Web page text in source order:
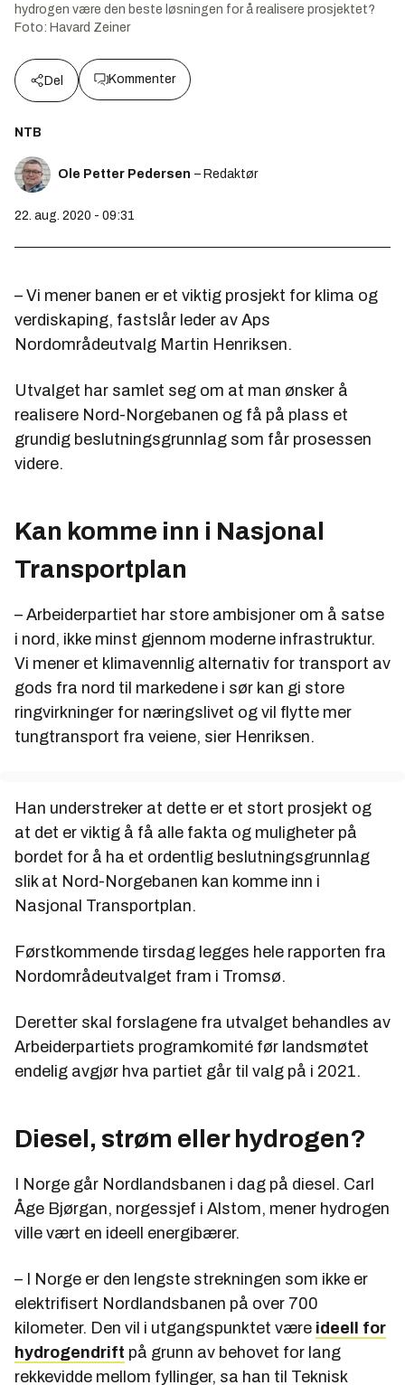
hydrogen være den beste løsningen for å realisere prosjektet?
Foto: Havard Zeiner
Del Kommenter
NTB
Ole Petter Pedersen – Redaktør
22. aug. 2020 - 09:31
– Vi mener banen er et viktig prosjekt for klima og
verdiskaping, fastslår leder av Aps
Nordområdeutvalg Martin Henriksen.
Utvalget har samlet seg om at man ønsker å
realisere Nord-Norgebanen og få på plass et
grundig beslutningsgrunnlag som får prosessen
videre.
Kan komme inn i Nasjonal
Transportplan
– Arbeiderpartiet har store ambisjoner om å satse
i nord, ikke minst gjennom moderne infrastruktur.
Vi mener et klimavennlig alternativ for transport av
gods fra nord til markedene i sør kan gi store
ringvirkninger for næringslivet og vil flytte mer
tungtransport fra veiene, sier Henriksen.
Han understreker at dette er et stort prosjekt og
at det er viktig å få alle fakta og muligheter på
bordet for å ha et ordentlig beslutningsgrunnlag
slik at Nord-Norgebanen kan komme inn i
Nasjonal Transportplan.
Førstkommende tirsdag legges hele rapporten fra
Nordområdeutvalget fram i Tromsø.
Deretter skal forslagene fra utvalget behandles av
Arbeiderpartiets programkomité før landsmøtet
endelig avgjør hva partiet går til valg på i 2021.
Diesel, strøm eller hydrogen?
I Norge går Nordlandsbanen i dag på diesel. Carl
Åge Bjørgan, norgessjef i Alstom, mener hydrogen
ville vært en ideell energibærer.
– I Norge er den lengste strekningen som ikke er
elektrifisert Nordlandsbanen på over 700
kilometer. Den vil i utgangspunktet være ideell for
hydrogendrift på grunn av behovet for lang
rekkevidde mellom fyllinger, sa han til Teknisk